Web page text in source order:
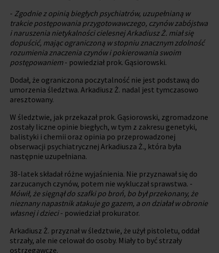
- Zgodnie z opinią biegłych psychiatrów, uzupełnianą w
trakcie postępowania przygotowawczego, czynów zabójstwa
i naruszenia nietykalności cielesnej Arkadiusz Ż. miał się
dopuścić, mając ograniczoną w stopniu znacznym zdolność
rozumienia znaczenia czynów i pokierowania swoim
postępowaniem- powiedział prok. Gąsiorowski.
Dodał, że ograniczona poczytalność nie jest podstawą do
umorzenia śledztwa. Arkadiusz Ż. nadal jest tymczasowo
aresztowany.
W śledztwie, jak przekazał prok. Gąsiorowski, zgromadzone
zostały liczne opinie biegłych, w tym z zakresu genetyki,
balistyki i chemii oraz opinia po przeprowadzonej
obserwacji psychiatrycznej Arkadiusza Ż., która była
następnie uzupełniana.
38-latek składał różne wyjaśnienia. Nie przyznawał się do
zarzucanych czynów, potem nie wykluczał sprawstwa. -
Mówił, że sięgnął do szafki po broń, bo był przekonany, że
nieznany napastnik atakuje go gazem, a on działał w obronie
własnej i dzieci- powiedział prokurator.
Arkadiusz Ż. przyznał w śledztwie, że użył pistoletu, oddał
strzały, ale nie celował do osoby. Miały to być strzały
ostrzegawcze.